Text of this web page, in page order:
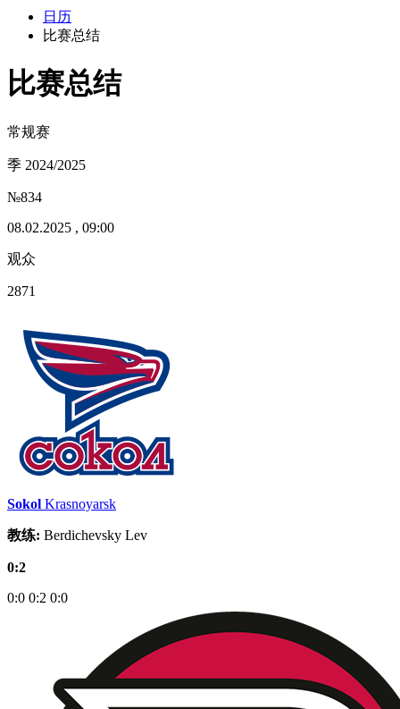
日历
比赛总结
比赛总结
常规赛
季 2024/2025
№834
08.02.2025 , 09:00
观众
2871
Sokol Krasnoyarsk
教练: Berdichevsky Lev
0:2
0:0 0:2 0:0